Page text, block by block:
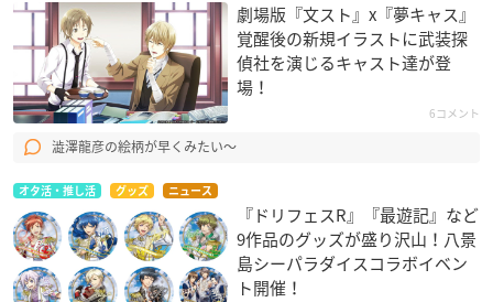
劇場版『文スト』x『夢キャス』
覚醒後の新規イラストに武装探
偵社を演じるキャスト達が登
場！
6コメント
澁澤龍彦の絵柄が早くみたい〜
オタ活・推し活 グッズ ニュース
『ドリフェスR』『最遊記』など
9作品のグッズが盛り沢山！八景
島シーパラダイスコラボイベン
ト開催！